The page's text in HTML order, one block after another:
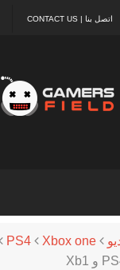
اتصل بنا | CONTACT US
PS4 Xbox one